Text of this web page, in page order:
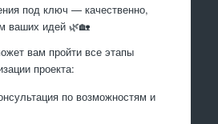
под ключ — качественно,
ваших идей 🌿🏡
вам пройти все этапы
проекта:
по возможностям и